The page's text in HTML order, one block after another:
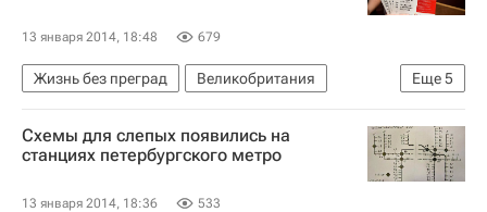
13 января 2014, 18:48 679
Еще5
Жизнь без преград
Великобритания
Европа
Весь мир
Чулпан Хаматова
Фонд "Подари жизнь"
Детские вопросы
Схемы для слепых появились на
станциях петербургского метро
13 января 2014, 18:36 533